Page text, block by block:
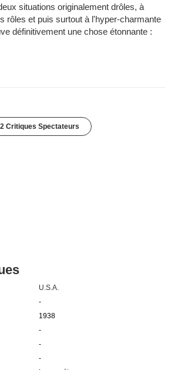
situations originalement drôles, à
rôles et puis surtout à l'hyper-charmante
définitivement une chose étonnante :
2 Critiques Spectateurs
U.S.A.
-
1938
-
-
-